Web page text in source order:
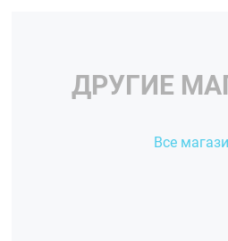
ДРУГИЕ
Все